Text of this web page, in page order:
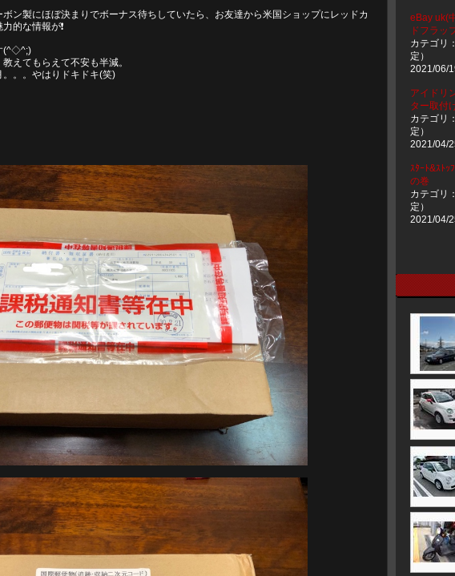
ン製にほぼ決まりでボーナス待ちしていたら、お友達から米国ショップにレッドカ
的な情報が❗️
(^◇^;)
えてもらえて不安も半減。
。。やはりドキドキ(笑)
eBay uk(
ドフラッ
カテゴリ
定）
2021/06/
アイドリ
ター取付
カテゴリ
定）
2021/04/
ｽﾀｰﾄ&ｽﾄｯ
の巻
カテゴリ
定）
2021/04/